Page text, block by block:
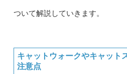
ついて解説していきます。
キャットウォークやキャット
注意点